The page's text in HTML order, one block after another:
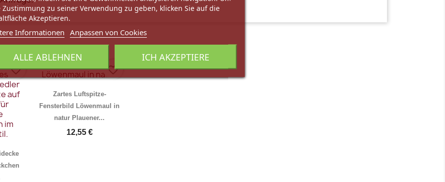
favorite_border
Zartes Luftspitze-
Fensterbild Löwenmaul in
natur Plauener...
12,55 €
favorite_border
Zustimmung zu seiner Verwendung zu geben, klicken Sie auf die
Akzeptieren.
Informationen Anpassen von Cookies
ALLE ABLEHNEN ICH AKZEPTIERE